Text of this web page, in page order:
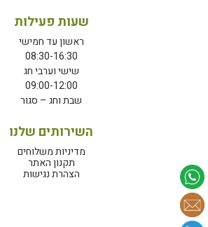
שעות פעילות
ראשון עד חמישי
08:30-16:30
שישי וערבי חג
09:00-12:00
שבת וחג – סגור
השירותים שלנו
מדיניות משלוחים
תקנון האתר
הצהרת נגישות